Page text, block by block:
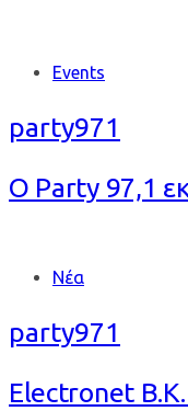
Tags Events
party971
Ο Party 97,1
Tags Νέα
party971
Electronet Β.Κ.